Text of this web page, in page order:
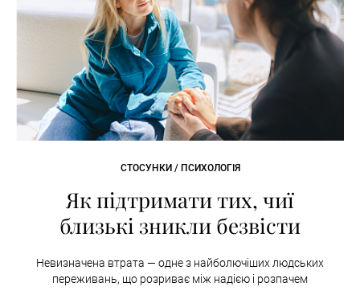
СТОСУНКИ / ПСИХОЛОГІЯ
Як підтримати тих, чиї
близькі зникли безвісти
Невизначена втрата — одне з найболючіших людських
переживань, що розриває між надією і розпачем